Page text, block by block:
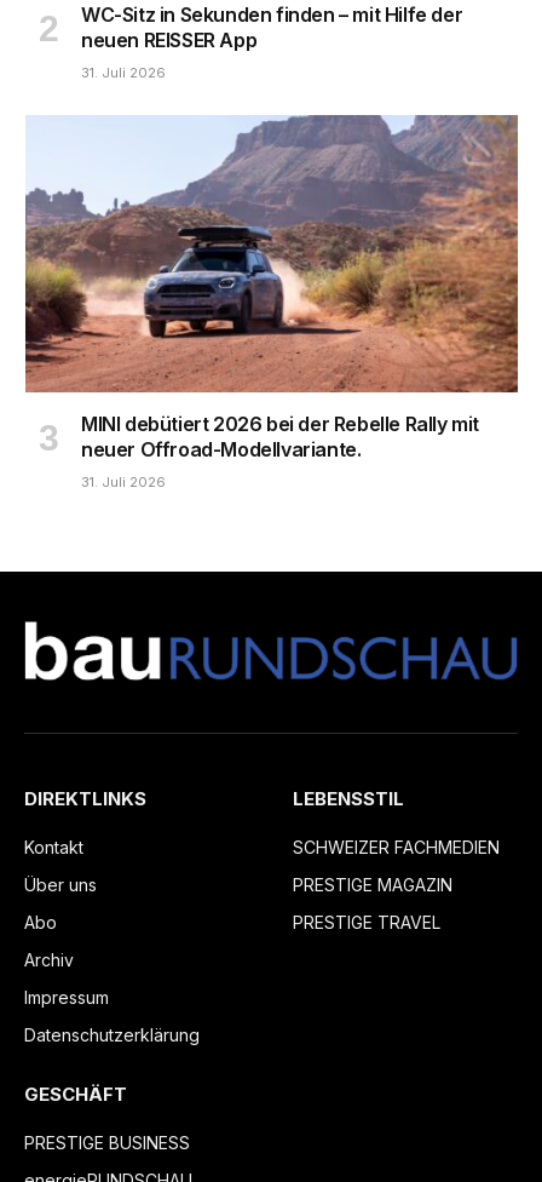
WC-Sitz in Sekunden finden – mit Hilfe der
neuen REISSER App
31. Juli 2026
MINI debütiert 2026 bei der Rebelle Rally mit
neuer Offroad-Modellvariante.
31. Juli 2026
DIREKTLINKS
Kontakt
Über uns
Abo
Archiv
Impressum
Datenschutzerklärung
LEBENSSTIL
SCHWEIZER FACHMEDIEN
PRESTIGE MAGAZIN
PRESTIGE TRAVEL
GESCHÄFT
PRESTIGE BUSINESS